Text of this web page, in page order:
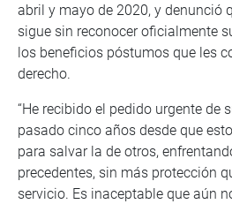
abril y mayo de 2020, y denunció
sigue sin reconocer oficialmente
los beneficios póstumos que les
derecho.
“He recibido el pedido urgente de
pasado cinco años desde que
para salvar la de otros,
precedentes, sin más protección
servicio. Es inaceptable que aún